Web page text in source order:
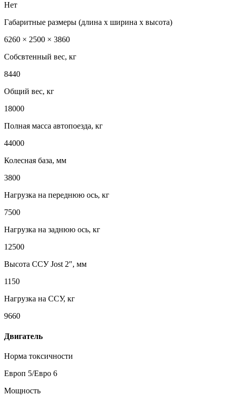
Нет
Габаритные размеры (длина х ширина х высота)
6260 × 2500 × 3860
Собсвтенный вес, кг
8440
Общий вес, кг
18000
Полная масса автопоезда, кг
44000
Колесная база, мм
3800
Нагрузка на переднюю ось, кг
7500
Нагрузка на заднюю ось, кг
12500
Высота ССУ Jost 2″, мм
1150
Нагрузка на ССУ, кг
9660
Двигатель
Норма токсичности
Европ 5/Евро 6
Мощность